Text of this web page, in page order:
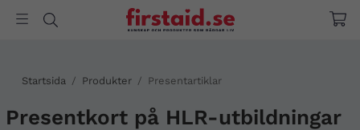
Startsida / Produkter / Presentartiklar
Presentkort på HLR-utbildningar